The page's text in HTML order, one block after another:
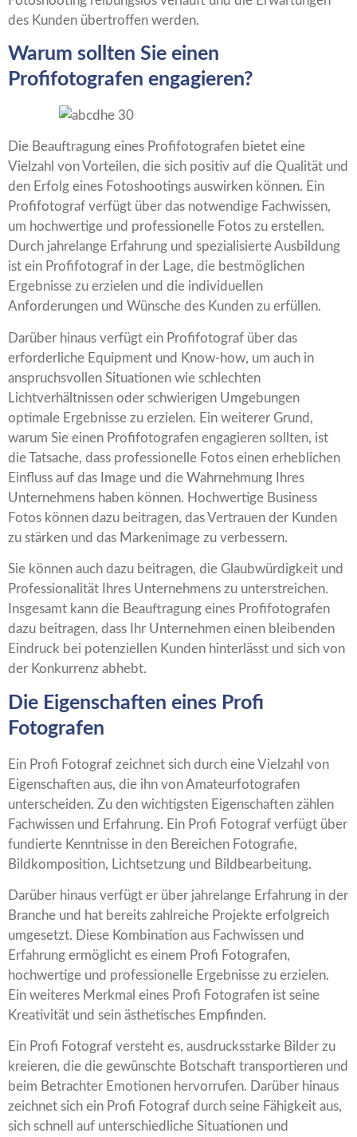
des Kunden übertroffen werden.
Warum sollten Sie einen
Profifotografen engagieren?
Die Beauftragung eines Profifotografen bietet eine
Vielzahl von Vorteilen, die sich positiv auf die Qualität und
den Erfolg eines Fotoshootings auswirken können. Ein
Profifotograf verfügt über das notwendige Fachwissen,
um hochwertige und professionelle Fotos zu erstellen.
Durch jahrelange Erfahrung und spezialisierte Ausbildung
ist ein Profifotograf in der Lage, die bestmöglichen
Ergebnisse zu erzielen und die individuellen
Anforderungen und Wünsche des Kunden zu erfüllen.
Darüber hinaus verfügt ein Profifotograf über das
erforderliche Equipment und Know-how, um auch in
anspruchsvollen Situationen wie schlechten
Lichtverhältnissen oder schwierigen Umgebungen
optimale Ergebnisse zu erzielen. Ein weiterer Grund,
warum Sie einen Profifotografen engagieren sollten, ist
die Tatsache, dass professionelle Fotos einen erheblichen
Einfluss auf das Image und die Wahrnehmung Ihres
Unternehmens haben können. Hochwertige Business
Fotos können dazu beitragen, das Vertrauen der Kunden
zu stärken und das Markenimage zu verbessern.
Sie können auch dazu beitragen, die Glaubwürdigkeit und
Professionalität Ihres Unternehmens zu unterstreichen.
Insgesamt kann die Beauftragung eines Profifotografen
dazu beitragen, dass Ihr Unternehmen einen bleibenden
Eindruck bei potenziellen Kunden hinterlässt und sich von
der Konkurrenz abhebt.
Die Eigenschaften eines Profi
Fotografen
Ein Profi Fotograf zeichnet sich durch eine Vielzahl von
Eigenschaften aus, die ihn von Amateurfotografen
unterscheiden. Zu den wichtigsten Eigenschaften zählen
Fachwissen und Erfahrung. Ein Profi Fotograf verfügt über
fundierte Kenntnisse in den Bereichen Fotografie,
Bildkomposition, Lichtsetzung und Bildbearbeitung.
Darüber hinaus verfügt er über jahrelange Erfahrung in der
Branche und hat bereits zahlreiche Projekte erfolgreich
umgesetzt. Diese Kombination aus Fachwissen und
Erfahrung ermöglicht es einem Profi Fotografen,
hochwertige und professionelle Ergebnisse zu erzielen.
Ein weiteres Merkmal eines Profi Fotografen ist seine
Kreativität und sein ästhetisches Empfinden.
Ein Profi Fotograf versteht es, ausdrucksstarke Bilder zu
kreieren, die die gewünschte Botschaft transportieren und
beim Betrachter Emotionen hervorrufen. Darüber hinaus
zeichnet sich ein Profi Fotograf durch seine Fähigkeit aus,
sich schnell auf unterschiedliche Situationen und